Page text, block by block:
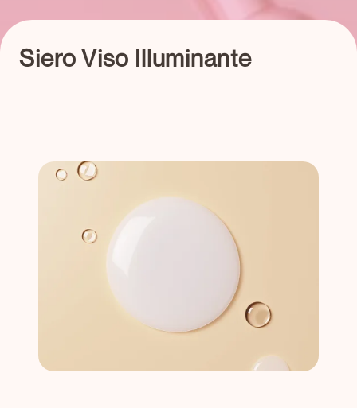
Siero Viso Illuminante